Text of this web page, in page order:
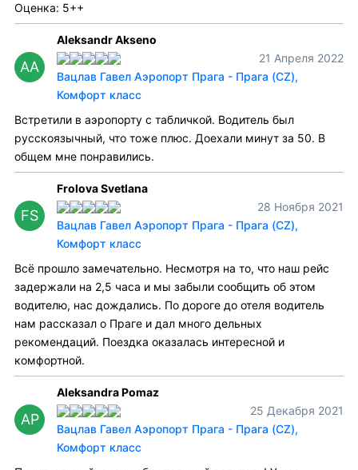
Оценка: 5++
AA
Aleksandr Akseno
21 Апреля 2022
Вацлав Гавел Аэропорт Прага - Прага (CZ),
Комфорт класс
Встретили в аэропорту с табличкой. Водитель был
русскоязычный, что тоже плюс. Доехали минут за 50. В
общем мне понравились.
FS
Frolova Svetlana
28 Ноября 2021
Вацлав Гавел Аэропорт Прага - Прага (CZ),
Комфорт класс
Всё прошло замечательно. Несмотря на то, что наш рейс
задержали на 2,5 часа и мы забыли сообщить об этом
водителю, нас дождались. По дороге до отеля водитель
нам рассказал о Праге и дал много дельных
рекомендаций. Поездка оказалась интересной и
комфортной.
AP
Aleksandra Pomaz
25 Декабря 2021
Вацлав Гавел Аэропорт Прага - Прага (CZ),
Комфорт класс